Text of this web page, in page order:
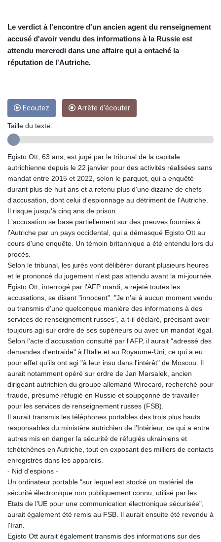
CNH 6.747951
454.762008
DOP 58.29816
DZD
132.880362
EGP 49.6944
ERN 15
ETB
EUR 0.86783
FJD 2.214449
FKP 0.742819
GEL 2.615024
GGP 0.742819
GHS 11.735003
GIP 0.742819
GMD
74.000428
8780.000142
GTQ 7.628337
GYD
209.158083
HKD 7.84455
HNL 26.796086
HTG
130.718954
HUF
316.998001
IMP 0.742819
INR 95.31225
IQD 1310.5
IRR
ISK 123.589409
Le verdict à l'encontre d'un ancien agent du renseignement
accusé d'avoir vendu des informations à la Russie est
attendu mercredi dans une affaire qui a entaché la
réputation de l'Autriche.
Ecoutez Arrête d'écouter
Taille du texte:
Egisto Ott, 63 ans, est jugé par le tribunal de la capitale
autrichienne depuis le 22 janvier pour des activités réalisées sans
mandat entre 2015 et 2022, selon le parquet, qui a enquêté
durant plus de huit ans et a retenu plus d'une dizaine de chefs
d'accusation, dont celui d'espionnage au détriment de l'Autriche.
Il risque jusqu'à cinq ans de prison.
L'accusation se base partiellement sur des preuves fournies à
l'Autriche par un pays occidental, qui a démasqué Egisto Ott au
cours d'une enquête. Un témoin britannique a été entendu lors du
procès.
Selon le tribunal, les jurés vont délibérer durant plusieurs heures
et le prononcé du jugement n'est pas attendu avant la mi-journée.
Egisto Ott, interrogé par l'AFP mardi, a rejeté toutes les
accusations, se disant "innocent". "Je n'ai à aucun moment vendu
ou transmis d'une quelconque manière des informations à des
services de renseignement russes", a-t-il déclaré, précisant avoir
toujours agi sur ordre de ses supérieurs ou avec un mandat légal.
Selon l'acte d'accusation consulté par l'AFP, il aurait "adressé des
demandes d'entraide" à l'Italie et au Royaume-Uni, ce qui a eu
pour effet qu'ils ont agi "à leur insu dans l'intérêt" de Moscou. Il
aurait notamment opéré sur ordre de Jan Marsalek, ancien
dirigeant autrichien du groupe allemand Wirecard, recherché pour
fraude, présumé réfugié en Russie et soupçonné de travailler
pour les services de renseignement russes (FSB).
Il aurait transmis les téléphones portables des trois plus hauts
responsables du ministère autrichien de l'Intérieur, ce qui a entre
autres mis en danger la sécurité de réfugiés ukrainiens et
tchétchènes en Autriche, tout en exposant des milliers de contacts
enregistrés dans les appareils.
- Nid d'espions -
Un ordinateur portable "sur lequel est stocké un matériel de
sécurité électronique non publiquement connu, utilisé par les
Etats de l'UE pour une communication électronique sécurisée",
aurait également été remis au FSB. Il aurait ensuite été revendu à
l'Iran.
Egisto Ott aurait également transmis des informations sur des